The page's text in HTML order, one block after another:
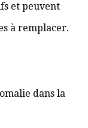
et peuvent
à remplacer.
dans la